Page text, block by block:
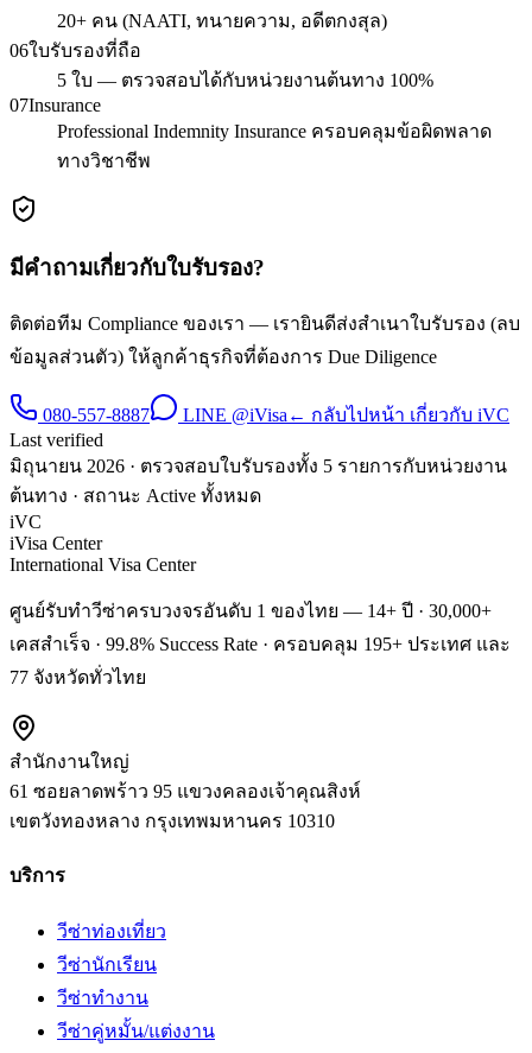
20+ คน (NAATI, ทนายความ, อดีตกงสุล)
06ใบรับรองที่ถือ
5 ใบ — ตรวจสอบได้กับหน่วยงานต้นทาง 100%
07Insurance
Professional Indemnity Insurance ครอบคลุมข้อผิดพลาด
ทางวิชาชีพ
มีคำถามเกี่ยวกับใบรับรอง?
ติดต่อทีม Compliance ของเรา — เรายินดีส่งสำเนาใบรับรอง (ลบ
ข้อมูลส่วนตัว) ให้ลูกค้าธุรกิจที่ต้องการ Due Diligence
080-557-8887 LINE @iVisa ← กลับไปหน้า เกี่ยวกับ iVC
Last verified
มิถุนายน 2026 · ตรวจสอบใบรับรองทั้ง 5 รายการกับหน่วยงาน
ต้นทาง · สถานะ Active ทั้งหมด
iVC
iVisa Center
International Visa Center
ศูนย์รับทำวีซ่าครบวงจรอันดับ 1 ของไทย — 14+ ปี · 30,000+
เคสสำเร็จ · 99.8% Success Rate · ครอบคลุม 195+ ประเทศ และ
77 จังหวัดทั่วไทย
สำนักงานใหญ่
61 ซอยลาดพร้าว 95 แขวงคลองเจ้าคุณสิงห์
เขตวังทองหลาง กรุงเทพมหานคร 10310
บริการ
วีซ่าท่องเที่ยว
วีซ่านักเรียน
วีซ่าทำงาน
วีซ่าคู่หมั้น/แต่งงาน